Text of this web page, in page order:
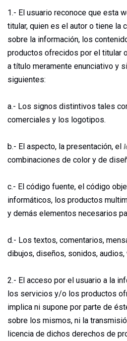
1.- El usuario reconoce que esta
titular, quien es el autor o tiene la
sobre la información, los
productos ofrecidos por el titular
a título meramente enunciativo y
siguientes:
a.- Los signos distintivos tales
comerciales y los logotipos.
b.- El aspecto, la presentación, el
combinaciones de color y de
c.- El código fuente, el código
informáticos, los productos
y demás elementos necesarios
d.- Los textos, comentarios,
dibujos, diseños, sonidos,
2.- El acceso por el usuario a la
los servicios y/o los productos
implica ni supone por parte de
sobre los mismos, ni la
licencia de dichos derechos de